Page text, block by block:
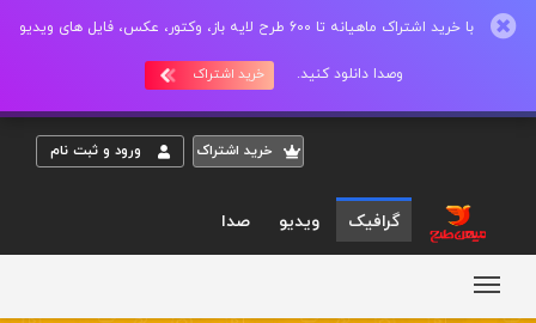
با خرید اشتراک ماهیانه تا 600 طرح لایه باز، وکتور، عکس، فایل های ویدیو
وصدا دانلود کنید. خرید اشتراک
خريد اشتراک ورود و ثبت نام
گرافیک ویدیو صدا